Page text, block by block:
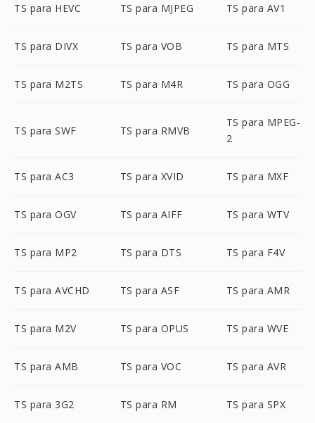
TS para HEVC TS para MJPEG TS para AV1
TS para DIVX TS para VOB TS para MTS
TS para M2TS TS para M4R TS para OGG
TS para SWF TS para RMVB
TS para MPEG-
2
TS para AC3 TS para XVID TS para MXF
TS para OGV TS para AIFF TS para WTV
TS para MP2 TS para DTS TS para F4V
TS para AVCHD TS para ASF TS para AMR
TS para M2V TS para OPUS TS para WVE
TS para AMB TS para VOC TS para AVR
TS para 3G2 TS para RM TS para SPX